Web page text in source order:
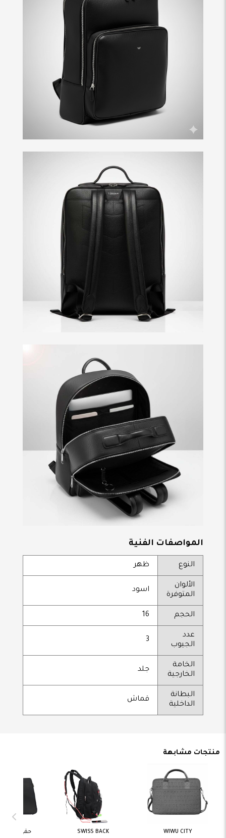
المواصفات الفنية
النوع ظهر
الألوان
المتوفرة
اسود
الحجم 16
عدد
الجيوب
3
الخامة
الخارجية
جلد
البطانة
الداخلية
قماش
منتجات مشابهة
اضف الى
WIWU CITY
اضف الى
SWISS BACK